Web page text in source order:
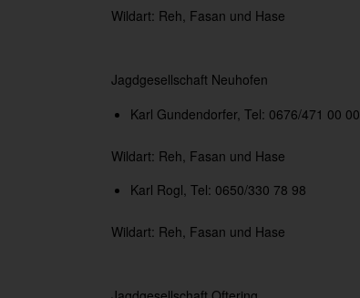
Wildart: Reh, Fasan und Hase
Jagdgesellschaft Neuhofen
Karl Gundendorfer, Tel: 0676/471 00 00
Wildart: Reh, Fasan und Hase
Karl Rogl, Tel: 0650/330 78 98
Wildart: Reh, Fasan und Hase